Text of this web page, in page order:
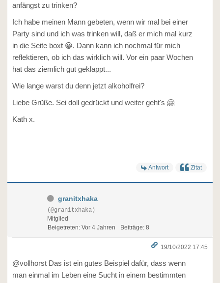
anfängst zu trinken?
Ich habe meinen Mann gebeten, wenn wir mal bei einer
Party sind und ich was trinken will, daß er mich mal kurz
in die Seite boxt 😀. Dann kann ich nochmal für mich
reflektieren, ob ich das wirklich will. Vor ein paar Wochen
hat das ziemlich gut geklappt...
Wie lange warst du denn jetzt alkoholfrei?
Liebe Grüße. Sei doll gedrückt und weiter geht's 🤗
Kath x.
Antwort Zitat
granitxhaka
(@granitxhaka)
Mitglied
Beigetreten: Vor 4 Jahren
Beiträge: 8
19/10/2022 17:45
@vollhorst Das ist ein gutes Beispiel dafür, dass wenn
man einmal im Leben eine Sucht in einem bestimmten